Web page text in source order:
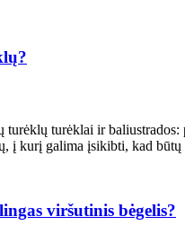
turėklai ir
į kurį galima įsikibti, kad
viršutinis bėgelis?